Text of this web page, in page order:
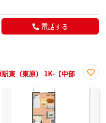
電話する
東（東原） 1K-【中部
に入